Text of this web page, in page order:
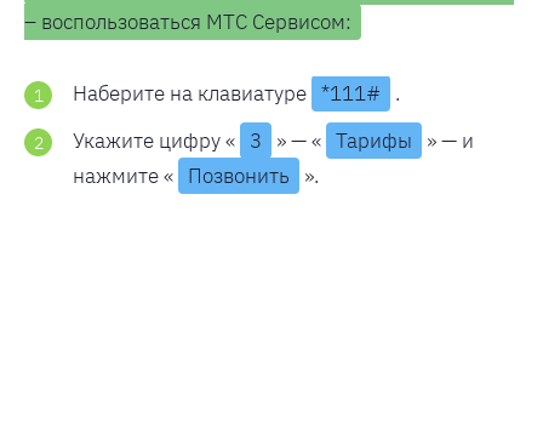
– воспользоваться МТС Сервисом:
Наберите на клавиатуре *111#
.
Укажите цифру « 3 » — « Тарифы
» — и
нажмите « Позвонить ».